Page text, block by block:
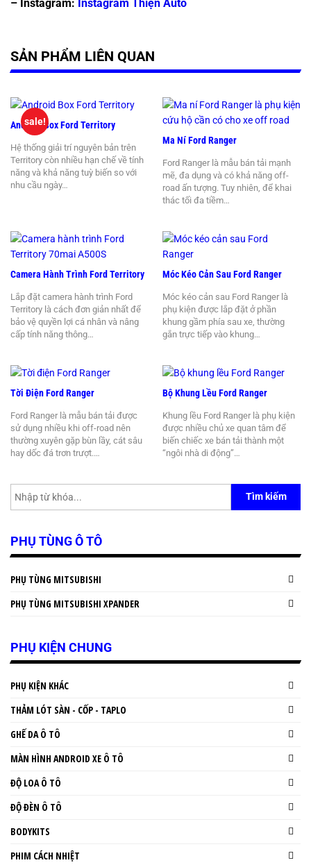
– Instagram: Instagram Thiện Auto
SẢN PHẨM LIÊN QUAN
Android Box Ford Territory
Hệ thống giải trí nguyên bản trên
Territory còn nhiều hạn chế về tính
năng và khả năng tuỳ biến so với
nhu cầu ngày…
sale!
Ma Ní Ford Ranger
Ford Ranger là mẫu bán tải mạnh
mẽ, đa dụng và có khả năng off-
road ấn tượng. Tuy nhiên, để khai
thác tối đa tiềm…
Camera Hành Trình Ford Territory
Lắp đặt camera hành trình Ford
Territory là cách đơn giản nhất để
bảo vệ quyền lợi cá nhân và nâng
cấp tính năng thông…
Móc Kéo Cản Sau Ford Ranger
Móc kéo cản sau Ford Ranger là
phụ kiện được lắp đặt ở phần
khung gầm phía sau xe, thường
gắn trực tiếp vào khung…
Tời Điện Ford Ranger
Ford Ranger là mẫu bán tải được
sử dụng nhiều khi off-road nên
thường xuyên gặp bùn lầy, cát sâu
hay dốc đá trơn trượt.…
Bộ Khung Lều Ford Ranger
Khung lều Ford Ranger là phụ kiện
được nhiều chủ xe quan tâm để
biến chiếc xe bán tải thành một
“ngôi nhà di động”…
Tìm kiếm
PHỤ TÙNG Ô TÔ
PHỤ TÙNG MITSUBISHI
PHỤ TÙNG MITSUBISHI XPANDER
PHỤ KIỆN CHUNG
PHỤ KIỆN KHÁC
THẢM LÓT SÀN - CỐP - TAPLO
GHẾ DA Ô TÔ
MÀN HÌNH ANDROID XE Ô TÔ
ĐỘ LOA Ô TÔ
ĐỘ ĐÈN Ô TÔ
BODYKITS
PHIM CÁCH NHIỆT